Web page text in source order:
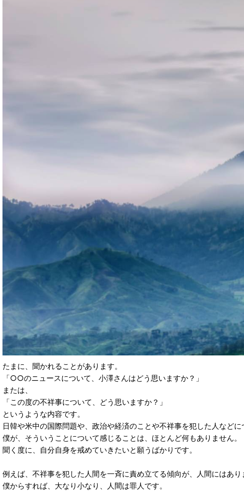
たまに、聞かれることがあります。
「○○のニュースについて、小澤さんはどう思いますか？」
または、
「この度の不祥事について、どう思いますか？」
というような内容です。
日韓や米中の国際問題や、政治や経済のことや不祥事を犯した人など
僕が、そういうことについて感じることは、ほとんど何もありません。
聞く度に、自分自身を戒めていきたいと願うばかりです。
例えば、不祥事を犯した人間を一斉に責め立てる傾向が、人間にはあり
僕からすれば、大なり小なり、人間は罪人です。